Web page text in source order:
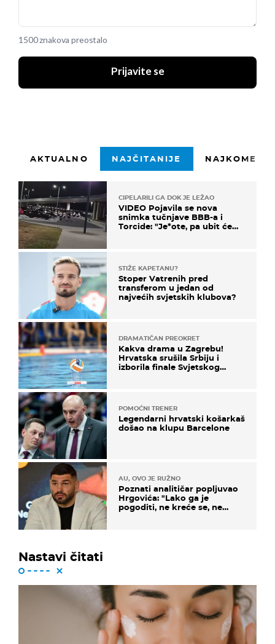
1500 znakova preostalo
Prijavite se
AKTUALNO NAJČITANIJE
CIPELARILI GA DOK JE LEŽAO
VIDEO Pojavila se nova
snimka tučnjave BBB-a i
Torcide: "Je*ote, pa ubit će
STIŽE KAPETANU?
Stoper Vatrenih pred
transferom u jedan od
najvećih svjetskih klubova?
DRAMATIČAN PREOKRET
Kakva drama u Zagrebu!
Hrvatska srušila Srbiju i
izborila finale Svjetskog
POMOĆNI TRENER
Legendarni hrvatski košarkaš
došao na klupu Barcelone
AU, OVO JE RUŽNO
Poznati analitičar popljuvao
Hrgovića: "Lako ga je
pogoditi, ne kreće se, ne
Nastavi čitati